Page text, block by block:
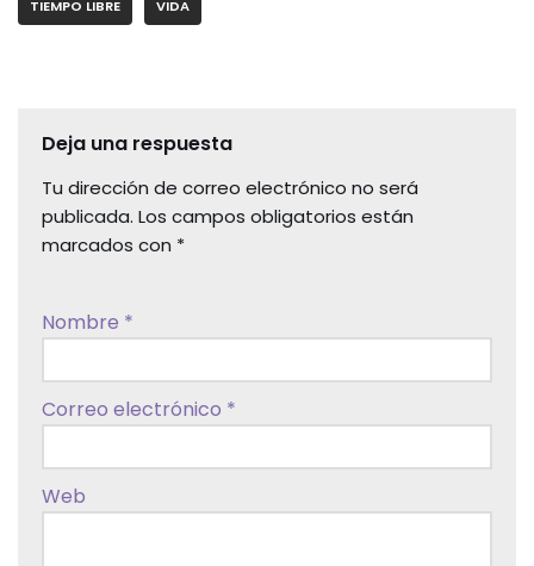
TIEMPO LIBRE VIDA
Deja una respuesta
Tu dirección de correo electrónico no será
publicada. Los campos obligatorios están
marcados con *
Nombre *
Correo electrónico *
Web